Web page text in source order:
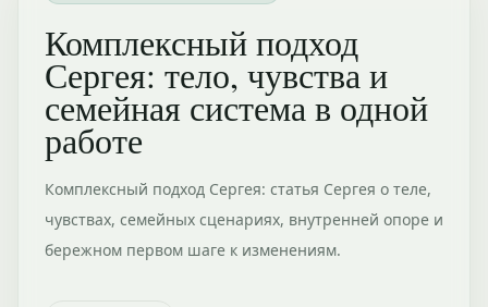
Комплексный подход
Сергея: тело, чувства и
семейная система в одной
работе
Комплексный подход Сергея: статья Сергея о теле,
чувствах, семейных сценариях, внутренней опоре и
бережном первом шаге к изменениям.